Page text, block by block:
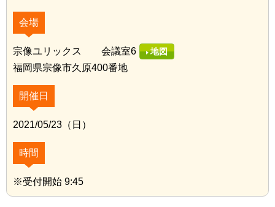
会場
宗像ユリックス 会議室6 地図
福岡県宗像市久原400番地
開催日
2021/05/23（日）
時間
※受付開始 9:45